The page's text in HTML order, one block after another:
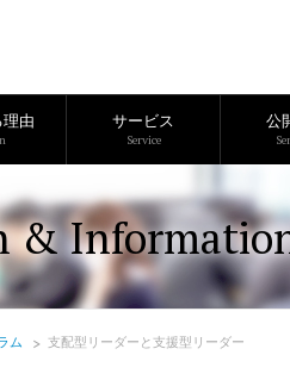
由 サービス
Service
公
&
ム 支配型リーダーと支援型リーダー